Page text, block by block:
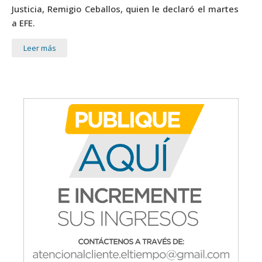
Justicia, Remigio Ceballos, quien le declaró el martes
a EFE.
Leer más